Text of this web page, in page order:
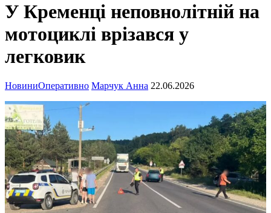
У Кременці неповнолітній на
мотоциклі врізався у
легковик
НовиниОперативно Марчук Анна 22.06.2026